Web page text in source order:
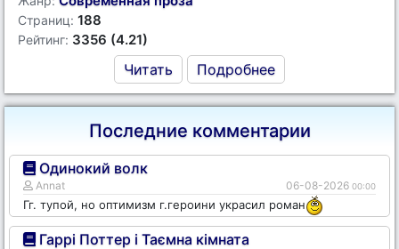
Страниц: 188
Рейтинг: 3356 (4.21)
Читать Подробнее
Последние комментарии
Одинокий волк
Annat 06-08-2026 00:00
Гг. тупой, но оптимизм г.героини украсил роман
Гаррі Поттер і Таємна кімната